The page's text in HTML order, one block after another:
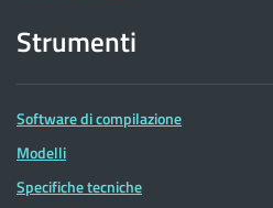
Strumenti
Software di compilazione
Modelli
Specifiche tecniche